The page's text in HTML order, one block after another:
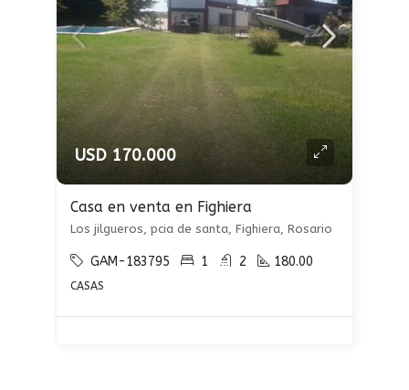
USD 170.000
Casa en venta en Fighiera
Los jilgueros, pcia de santa, Fighiera, Rosario
GAM-183795 1 2 180.00
CASAS